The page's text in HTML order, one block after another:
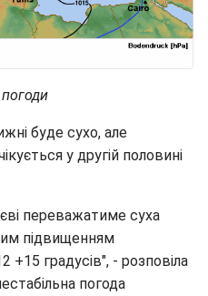
буде сухо, але
у другій половині
переважатиме суха
підвищенням
+15 градусів", - розповіла
погода